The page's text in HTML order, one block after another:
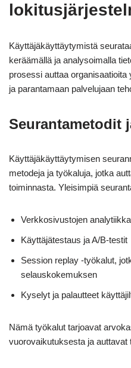
Käyttäjäkäyttäytymistä
keräämällä ja analysoimalla
prosessi auttaa
ja parantamaan palvelujaan
Seurantametodit
Käyttäjäkäyttäytymisen
metodeja ja työkaluja, jotka
toiminnasta. Yleisimpiä
Verkkosivustojen
Käyttäjätestaus ja A/B-testit
Session replay -työkalut,
selauskokemuksen
Kyselyt ja palautteet
Nämä työkalut tarjoavat
vuorovaikutuksesta ja